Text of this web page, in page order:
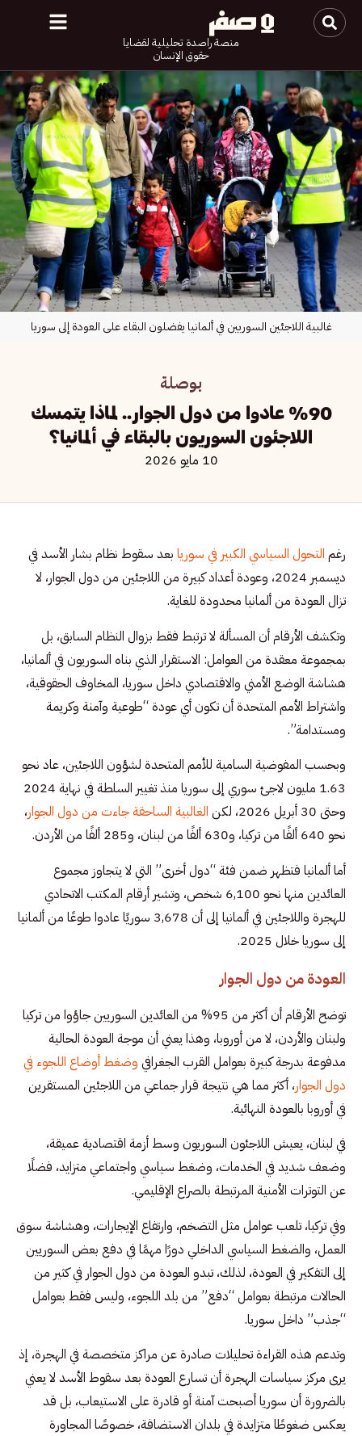
منصة راصدة تحليلية لقضايا
حقوق الإنسان
بوصلة
%90 عادوا من دول الجوار.. لماذا يتمسك
اللاجئون السوريون بالبقاء في ألمانيا؟
10 مايو 2026
غالبية اللاجئين السوريين في ألمانيا يفضلون البقاء على العودة إلى سوريا
رغم التحول السياسي الكبير في سوريا بعد سقوط نظام بشار الأسد في
ديسمبر 2024، وعودة أعداد كبيرة من اللاجئين من دول الجوار، لا
تزال العودة من ألمانيا محدودة للغاية.
وتكشف الأرقام أن المسألة لا ترتبط فقط بزوال النظام السابق، بل
بمجموعة معقدة من العوامل: الاستقرار الذي بناه السوريون في ألمانيا،
هشاشة الوضع الأمني والاقتصادي داخل سوريا، المخاوف الحقوقية،
واشتراط الأمم المتحدة أن تكون أي عودة “طوعية وآمنة وكريمة
ومستدامة”.
وبحسب المفوضية السامية للأمم المتحدة لشؤون اللاجئين، عاد نحو
1.63 مليون لاجئ سوري إلى سوريا منذ تغيير السلطة في نهاية 2024
وحتى 30 أبريل 2026، لكن
الغالبية الساحقة جاءت من دول الجوار،
نحو 640 ألفًا من تركيا، و630 ألفًا من لبنان، و285 ألفًا من الأردن.
أما ألمانيا فتظهر ضمن فئة “دول أخرى” التي لا يتجاوز مجموع
العائدين منها نحو 6,100 شخص، وتشير أرقام المكتب الاتحادي
للهجرة واللاجئين في ألمانيا إلى أن 3,678 سوريًا عادوا طوعًا من ألمانيا
إلى سوريا خلال 2025.
العودة من دول الجوار
توضح الأرقام أن أكثر من 95% من العائدين السوريين جاؤوا من تركيا
ولبنان والأردن، لا من أوروبا، وهذا يعني أن موجة العودة الحالية
مدفوعة بدرجة كبيرة بعوامل القرب الجغرافي وضغط أوضاع اللجوء في
دول الجوار، أكثر مما هي نتيجة قرار جماعي من اللاجئين المستقرين
في أوروبا بالعودة النهائية.
في لبنان، يعيش اللاجئون السوريون وسط أزمة اقتصادية عميقة،
وضعف شديد في الخدمات، وضغط سياسي واجتماعي متزايد، فضلًا
عن التوترات الأمنية المرتبطة بالصراع الإقليمي.
وفي تركيا، تلعب عوامل مثل التضخم، وارتفاع الإيجارات، وهشاشة سوق
العمل، والضغط السياسي الداخلي دورًا مهمًا في دفع بعض السوريين
إلى التفكير في العودة، لذلك، تبدو العودة من دول الجوار في كثير من
الحالات مرتبطة بعوامل “دفع” من بلد اللجوء، وليس فقط بعوامل
“جذب” داخل سوريا.
وتدعم هذه القراءة تحليلات صادرة عن مراكز متخصصة في الهجرة، إذ
يرى مركز سياسات الهجرة أن تسارع العودة بعد سقوط الأسد لا يعني
بالضرورة أن سوريا أصبحت آمنة أو قادرة على الاستيعاب، بل قد
يعكس ضغوطًا متزايدة في بلدان الاستضافة، خصوصًا المجاورة